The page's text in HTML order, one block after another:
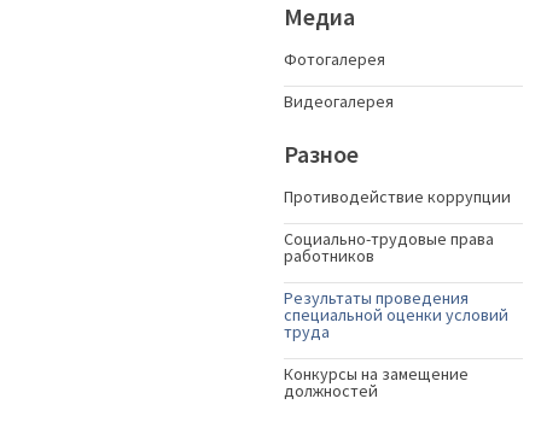
Медиа
Фотогалерея
Видеогалерея
Разное
Противодействие коррупции
Социально-трудовые права
работников
Результаты проведения
специальной оценки условий
труда
Конкурсы на замещение
должностей